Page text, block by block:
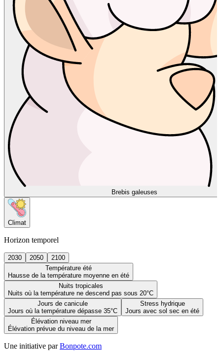
Brebis galeuses
Climat
Horizon temporel
2030 2050
2100
Température été
Hausse de la température moyenne en été
Nuits tropicales
Nuits où la température ne descend pas sous 20°C
Jours de canicule
Jours où la température dépasse 35°C
Stress hydrique
Jours avec sol sec en été
Élévation niveau mer
Élévation prévue du niveau de la mer
Une initiative par Bonpote.com